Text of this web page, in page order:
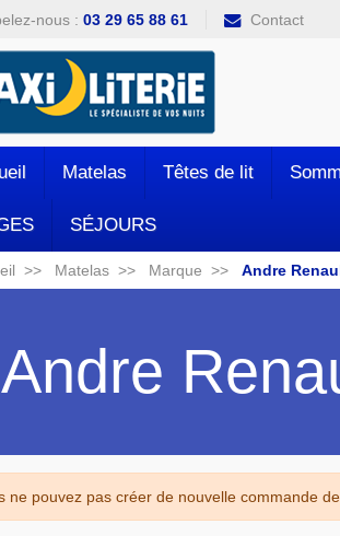
nous : 03 29 65 88 61 Contact
Matelas Têtes de lit
SÉJOURS
Matelas Marque Andre
Andre
ne pouvez pas créer de nouvelle commande